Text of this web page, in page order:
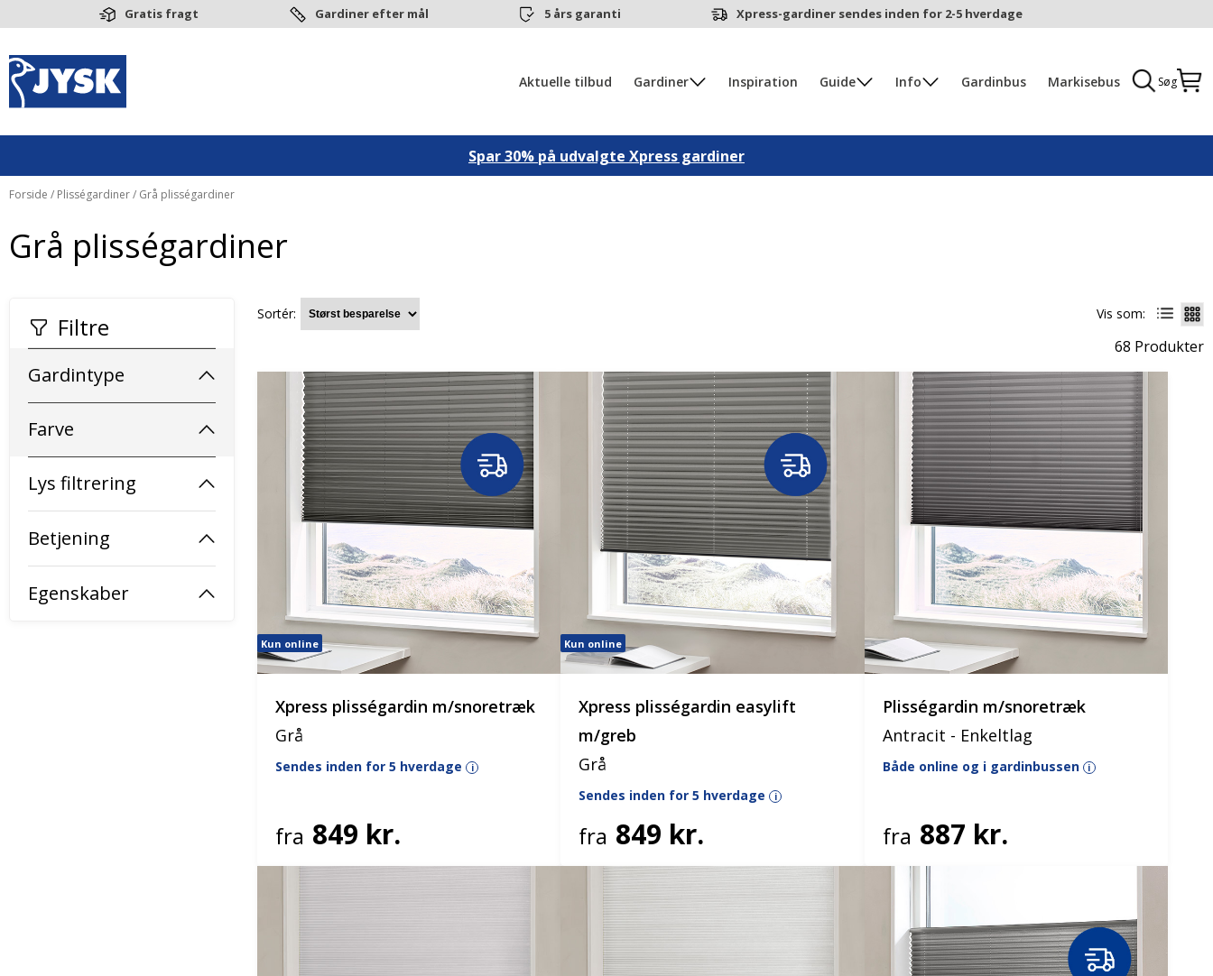
Gratis fragt Gardiner efter mål 5 års garanti Xpress-gardiner sendes inden for 2-5 hverdage
Søg
Aktuelle tilbud Gardiner Inspiration Guide Info Gardinbus Markisebus
Spar 30% på udvalgte Xpress gardiner
Forside / Plisségardiner/ Grå plisségardiner
Grå plisségardiner
Filtre
Gardintype
Farve
Lys filtrering
Betjening
Egenskaber
Sortér: Vis som:
68 Produkter
Kun online
Xpress plisségardin m/snoretræk
Grå
Sendes inden for 5 hverdage i
fra 849 kr.
Kun online
Xpress plisségardin easylift
m/greb
Grå
Sendes inden for 5 hverdage i
fra 849 kr.
Plisségardin m/snoretræk
Antracit - Enkeltlag
Både online og i gardinbussen i
fra 887 kr.